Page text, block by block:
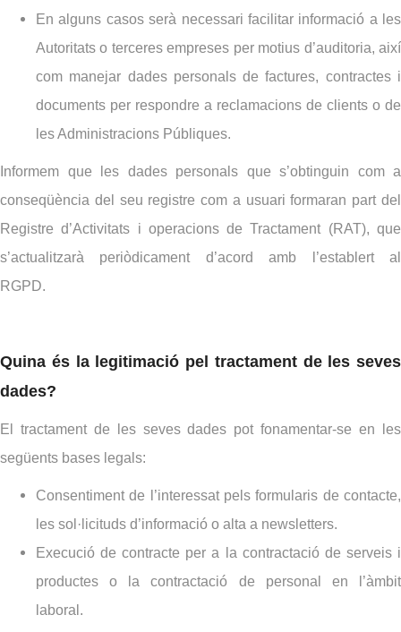
En alguns casos serà necessari facilitar informació a les
Autoritats o terceres empreses per motius d’auditoria, així
com manejar dades personals de factures, contractes i
documents per respondre a reclamacions de clients o de
les Administracions Públiques.
Informem que les dades personals que s’obtinguin com a
conseqüència del seu registre com a usuari formaran part del
Registre d’Activitats i operacions de Tractament (RAT), que
s’actualitzarà periòdicament d’acord amb l’establert al
RGPD.
Quina és la legitimació pel tractament de les seves
dades?
El tractament de les seves dades pot fonamentar-se en les
següents bases legals:
Consentiment de l’interessat pels formularis de contacte,
les sol·licituds d’informació o alta a newsletters.
Execució de contracte per a la contractació de serveis i
productes o la contractació de personal en l’àmbit
laboral.